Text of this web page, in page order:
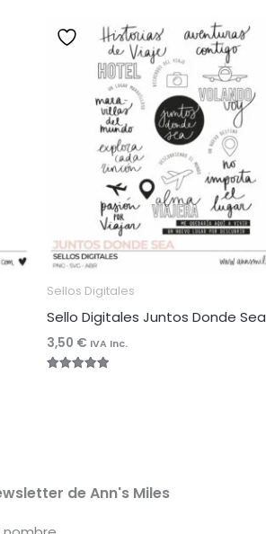
Sellos Digitales
Sello Digitales Juntos Donde Sea
3,50 € IVA Inc.
de Ann's Miles